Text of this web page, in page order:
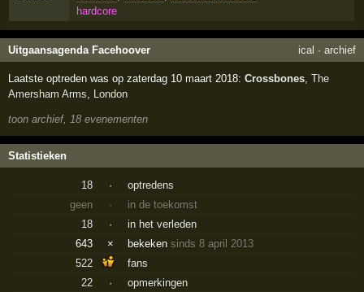
hardcore
Uitgaansagenda Facehoover ical · archief
Laatste optreden was op zaterdag 10 maart 2018:Crossbones ,The
Amersham Arms
London
toon archief, 18 evenementen
Statistieken
18 ·
optredens
geen
·
in de toekomst
18
·
in het verleden
643
× bekekensinds 8 april 2013
522
fans
22
·
opmerkingen